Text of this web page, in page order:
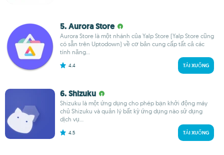
5. Aurora Store
Aurora Store là một nhánh của Yalp Store (Yalp Store cũng
có sẵn trên Uptodown) về cơ bản cung cấp tất cả các
tính năng...
4.4 TẢI XUỐNG
6. Shizuku
Shizuku là một ứng dụng cho phép bạn khởi động máy
chủ Shizuku và quản lý bất kỳ ứng dụng nào sử dụng
dịch vụ...
4.5 TẢI XUỐNG